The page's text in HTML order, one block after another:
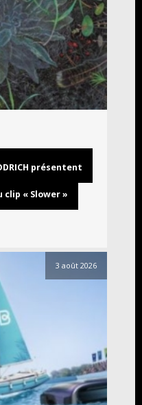
présentent
clip « Slower »
3 août 2026